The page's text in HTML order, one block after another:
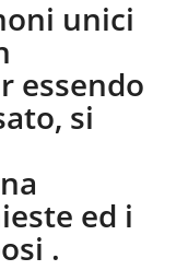
unici
essendo
si
ed i
.